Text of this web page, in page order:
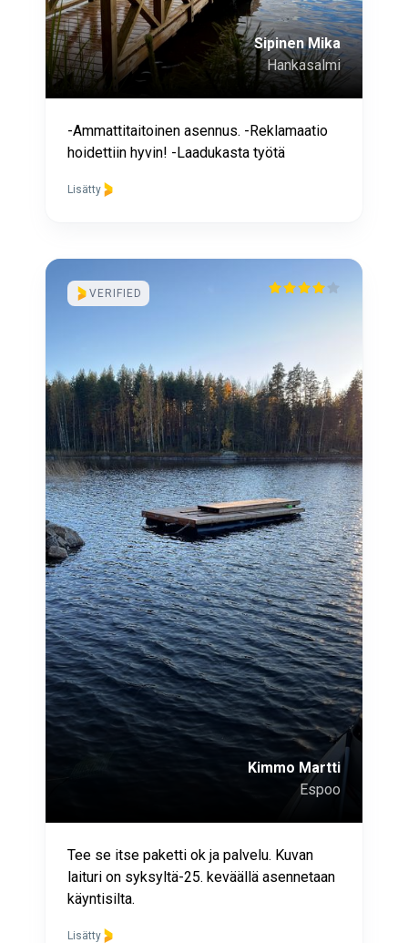
Sipinen Mika
Hankasalmi
-Ammattitaitoinen asennus. -Reklamaatio
hoidettiin hyvin! -Laadukasta työtä
Lisätty
VERIFIED
Kimmo Martti
Espoo
Tee se itse paketti ok ja palvelu. Kuvan
laituri on syksyltä-25. keväällä asennetaan
käyntisilta.
Lisätty